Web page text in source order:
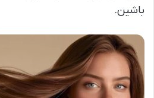
باشین.